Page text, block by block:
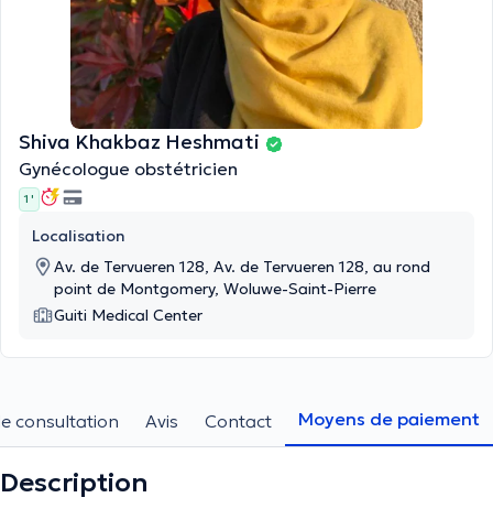
Shiva Khakbaz Heshmati
Gynécologue obstétricien
1 '
Localisation
Av. de Tervueren 128, Av. de Tervueren 128, au rond
point de Montgomery, Woluwe-Saint-Pierre
Guiti Medical Center
consultation Avis Contact Moyens de paiement
Description